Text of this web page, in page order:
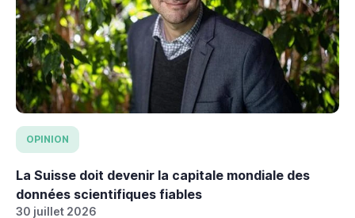
OPINION
La Suisse doit devenir la capitale mondiale des
données scientifiques fiables
30 juillet 2026